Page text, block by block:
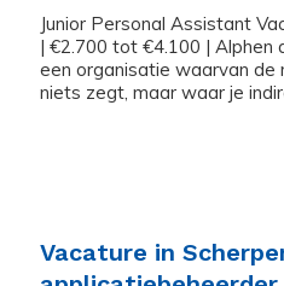
Junior Personal Assistant
| €2.700 tot €4.100 | Alphen
een organisatie waarvan de
niets zegt, maar waar je
Vacature in